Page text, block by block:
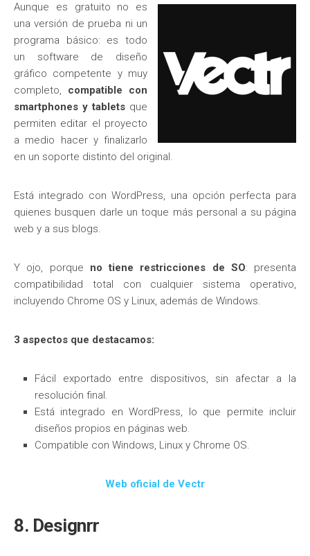
Aunque es gratuito no es
una versión de prueba ni un
programa básico: es todo
un software de diseño
gráfico competente y muy
completo, compatible con
smartphones y tablets que
permiten editar el proyecto
a medio hacer y finalizarlo
en un soporte distinto del original.
Está integrado con WordPress, una opción perfecta para
quienes busquen darle un toque más personal a su página
web y a sus blogs.
Y ojo, porque no tiene restricciones de SO: presenta
compatibilidad total con cualquier sistema operativo,
incluyendo Chrome OS y Linux, además de Windows.
3 aspectos que destacamos:
Fácil exportado entre dispositivos, sin afectar a la
resolución final.
Está integrado en WordPress, lo que permite incluir
diseños propios en páginas web.
Compatible con Windows, Linux y Chrome OS.
Web oficial de Vectr
8. Designrr